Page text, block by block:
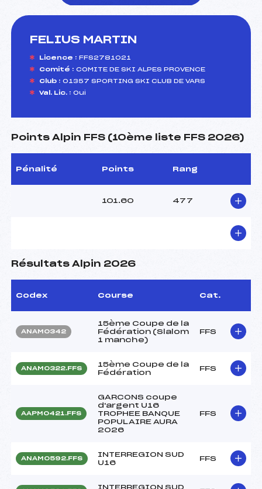
FELIUS MARTIN
Licence : FFS2781021
Comité : COMITE DE SKI ALPES PROVENCE
Club : 01357 SPORTING SKI CLUB DE VARS
Val. Lic. : Oui
Points Alpin FFS (10ème liste FFS 2026)
Pénalité Points Rang
101.60 477
Résultats Alpin 2026
Codex Course Cat.
ANAM0342
15ème Coupe de la
Fédération (Slalom
1 manche)
FFS
ANAM0322.FFS
15ème Coupe de la
Fédération
FFS
AAPM0421.FFS
GARCONS coupe
d'argent U16
TROPHEE BANQUE
POPULAIRE AURA
2026
FFS
ANAM0592.FFS
INTERREGION SUD
U16
FFS
INTERREGION SUD